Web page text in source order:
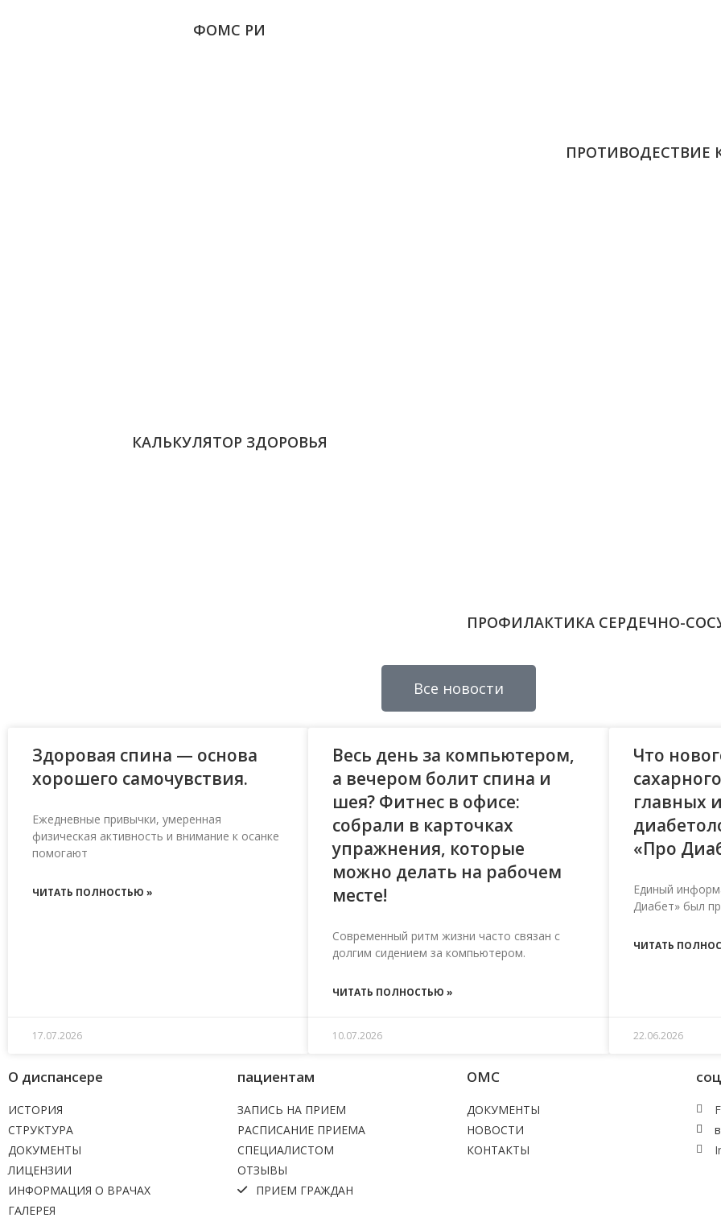
ФОМС РИ
ПРОТИВОДЕСТВИЕ
КАЛЬКУЛЯТОР ЗДОРОВЬЯ
ПРОФИЛАКТИКА СЕРДЕЧНО-
Все новости
Здоровая спина — основа
хорошего самочувствия.
Ежедневные привычки, умеренная
физическая активность и внимание к осанке
помогают
ЧИТАТЬ ПОЛНОСТЬЮ »
17.07.2026
Весь день за компьютером,
а вечером болит спина и
шея? Фитнес в офисе:
собрали в карточках
упражнения, которые
можно делать на рабочем
месте!
Современный ритм жизни часто связан с
долгим сидением за компьютером.
ЧИТАТЬ ПОЛНОСТЬЮ »
10.07.2026
Что
главных
«Про
Единый
Диабет» был
ЧИТАТЬ
22.06.2026
О диспансере
ИСТОРИЯ
СТРУКТУРА
ДОКУМЕНТЫ
ЛИЦЕНЗИИ
ИНФОРМАЦИЯ О ВРАЧАХ
ГАЛЕРЕЯ
пациентам
ЗАПИСЬ НА ПРИЕМ
РАСПИСАНИЕ ПРИЕМА
СПЕЦИАЛИСТОМ
ОТЗЫВЫ
ПРИЕМ ГРАЖДАН
ОМС
ДОКУМЕНТЫ
НОВОСТИ
КОНТАКТЫ